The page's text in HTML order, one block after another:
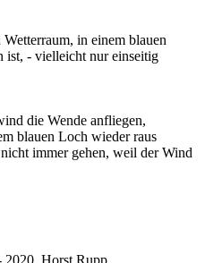
in einem blauen
ist, - vielleicht nur einseitig
die Wende anfliegen,
blauen Loch wieder raus
immer gehen, weil der Wind
2020 Horst Rupp